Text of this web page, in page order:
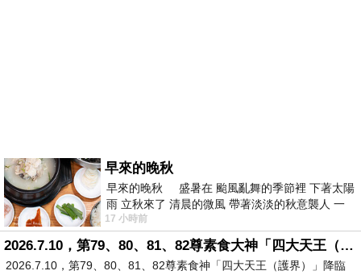
早來的晚秋
早來的晚秋 盛暑在 颱風亂舞的季節裡 下著太陽
雨 立秋來了 清晨的微風 帶著淡淡的秋意襲人 一
下子 又被赤
17 小時前
2026.7.10，第79、80、81、82尊素食大神「四大天王（護界）」降臨寶島台灣（6）
2026.7.10，第79、80、81、82尊素食神「四大天王（護界）」降臨